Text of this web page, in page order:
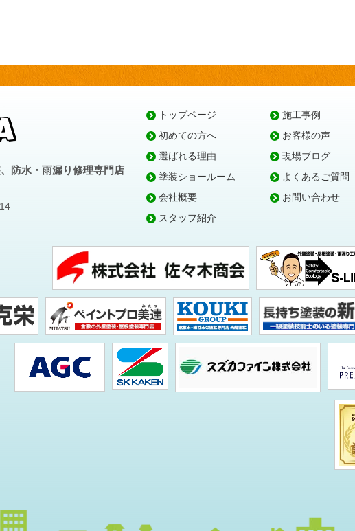
防水・雨漏り修理専門店
トップページ
初めての方へ
選ばれる理由
塗装ショールーム
会社概要
スタッフ紹介
施工事例
お客様の声
現場ブログ
よくあるご質問
お問い合わせ